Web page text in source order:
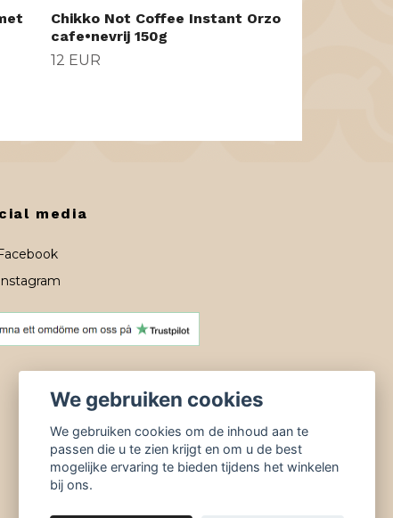
Chikko Not Coffee Instant Orzo
cafe•nevrij 150g
12 EUR
media
We gebruiken cookies
We gebruiken cookies om de inhoud aan te
passen die u te zien krijgt en om u de best
mogelijke ervaring te bieden tijdens het winkelen
bij ons.